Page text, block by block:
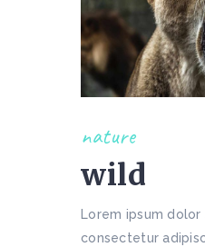
nature
wild
Lorem ipsum dolor
consectetur